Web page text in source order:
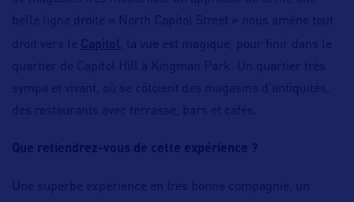
belle ligne droite « North Capitol Street » nous amène tout
droit vers le Capitol
, la vue est magique, pour finir dans le
quartier de Capitol Hill à Kingman Park. Un quartier très
sympa et vivant, où se côtoient des magasins d’antiquités,
des restaurants avec terrasse, bars et cafés.
Que retiendrez-vous de cette expérience ?
Une superbe expérience en très bonne compagnie, un